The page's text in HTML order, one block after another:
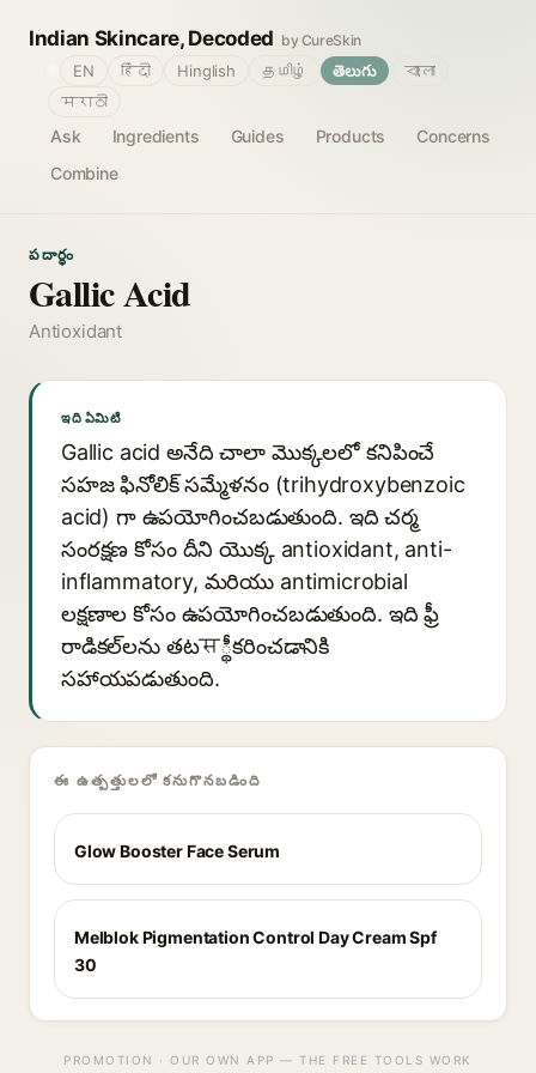
Indian Skincare, Decoded by CureSkin
Ask Ingredients Guides Products
Concerns
Combine
EN हिंदी Hinglish தமிழ் తెలుగు
বাংলা
मराठी
పదార్థం
Gallic Acid
Antioxidant
ఇది ఏమిటి
Gallic acid అనేది చాలా మొక్కలలో కనిపించే
సహజ ఫినోలిక్ సమ్మేళనం (trihydroxybenzoic
acid) గా ఉపయోగించబడుతుంది. ఇది చర్మ
సంరక్షణ కోసం దీని యొక్క antioxidant, anti-
inflammatory, మరియు antimicrobial
లక్షణాల కోసం ఉపయోగించబడుతుంది. ఇది ఫ్రీ
రాడికల్‌లను తటस్థీకరించడానికి
సహాయపడుతుంది.
ఈ ఉత్పత్తులలో కనుగొనబడింది
Glow Booster Face Serum
Melblok Pigmentation Control Day Cream Spf
30
PROMOTION · OUR OWN APP — THE FREE TOOLS WORK